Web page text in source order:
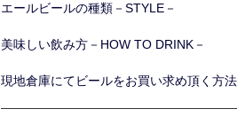
エールビールの種類－STYLE－
美味しい飲み方－HOW TO DRINK－
現地倉庫にてビールをお買い求め頂く方法